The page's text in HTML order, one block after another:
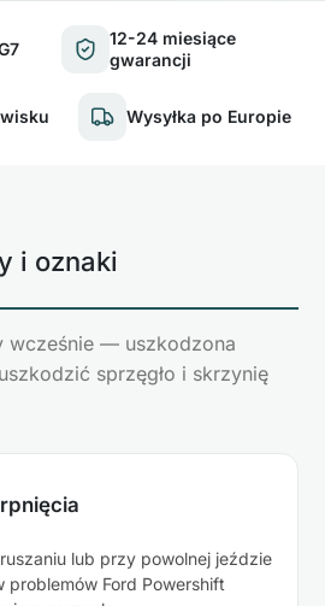
12-24 miesiące
gwarancji
Wysyłka po Europie
i oznaki
wcześnie — uszkodzona
sprzęgło i skrzynię
lub przy powolnej jeździe
Ford Powershift